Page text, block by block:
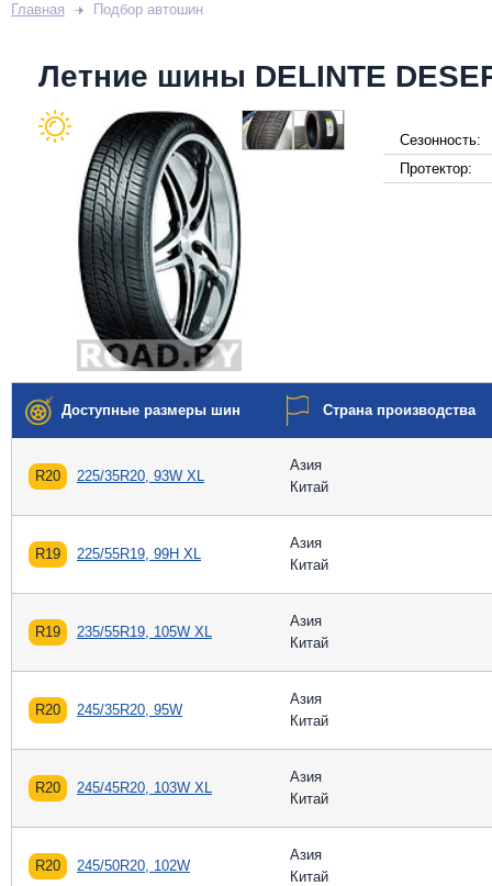
Главная Подбор автошин
Летние шины DELINTE
Сезонность:
Протектор:
Доступные размеры шин Страна производства
R20 225/35R20, 93W XL
Азия
Китай
R19 225/55R19, 99H XL
Азия
Китай
R19 235/55R19, 105W XL
Азия
Китай
R20 245/35R20, 95W
Азия
Китай
R20 245/45R20, 103W XL
Азия
Китай
R20 245/50R20, 102W
Азия
Китай